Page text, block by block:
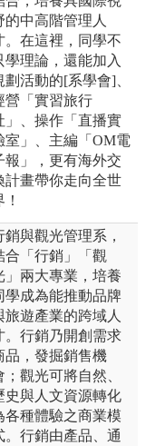
的中高階管理人
。在這裡，同學不
學理論，還能加入
劃活動的[系學會]、
營「實習旅行
」、操作「直播實
室」、主編「OM電
報」，更有海外交
計畫帶你走向全世
銷與觀光管理系，
合「行銷」「觀
」兩大專業，培養
學成為能推動品牌
旅遊產業的跨域人
。行銷乃開創需求
品，發掘銷售機
；觀光可將自然、
史與人文資源轉化
各種體驗之商業模
。行銷由產品、通